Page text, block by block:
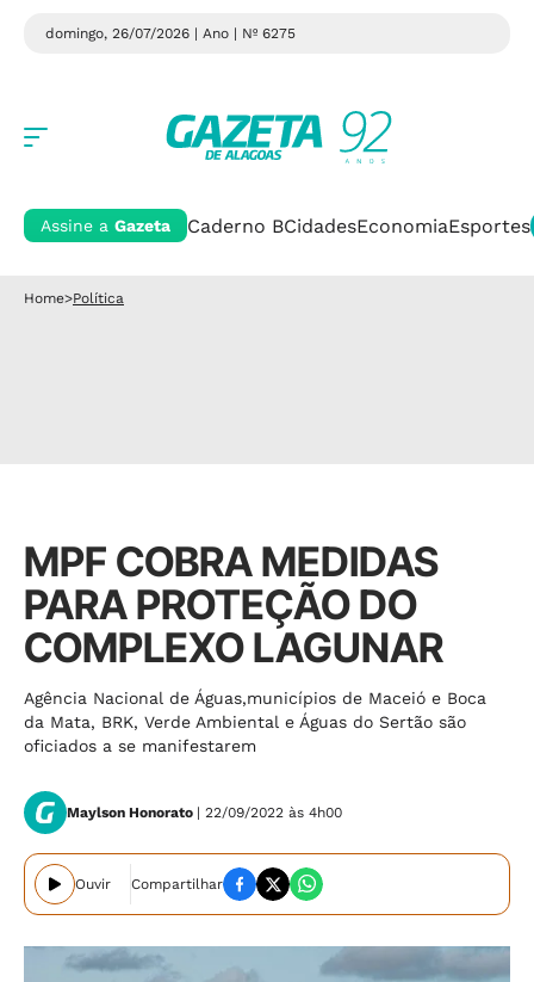
domingo, 26/07/2026 | Ano | Nº 6275
Assine a Gazeta Caderno BCidadesEconomiaEsportes
Home>Política
MPF COBRA MEDIDAS
PARA PROTEÇÃO DO
COMPLEXO LAGUNAR
Agência Nacional de Águas,municípios de Maceió e Boca
da Mata, BRK, Verde Ambiental e Águas do Sertão são
oficiados a se manifestarem
Maylson Honorato | 22/09/2022 às 4h00
Ouvir Compartilhar